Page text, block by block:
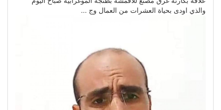
والذي اودى بحياة العشرات من العمال وج ...